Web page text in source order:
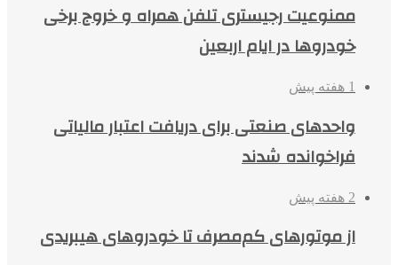
ممنوعیت رجیستری تلفن همراه و خروج برخی
خودروها در ایام اربعین
1 هفته پیش
واحدهای صنعتی برای دریافت اعتبار مالیاتی
فراخوانده شدند
2 هفته پیش
از موتورهای کم‌مصرف تا خودروهای هیبریدی